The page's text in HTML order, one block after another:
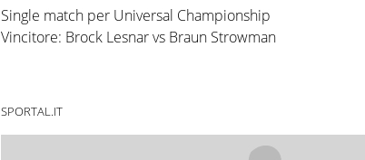
Single match per Universal Championship
Vincitore: Brock Lesnar vs Braun Strowman
SPORTAL.IT